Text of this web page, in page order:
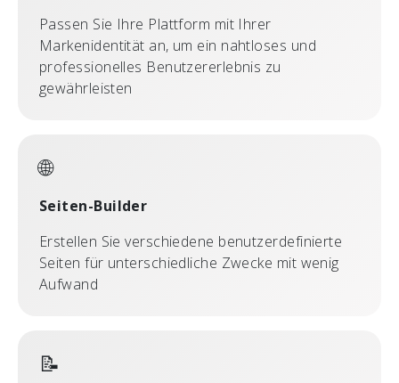
Passen Sie Ihre Plattform mit Ihrer
Markenidentität an, um ein nahtloses und
professionelles Benutzererlebnis zu
gewährleisten
🌐
Seiten-Builder
Erstellen Sie verschiedene benutzerdefinierte
Seiten für unterschiedliche Zwecke mit wenig
Aufwand
📝